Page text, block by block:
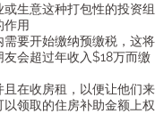
生意这种打包性的投资组
作用
要开始缴纳预缴税，这将
会超过年收入$18万而缴
在收房租，以便让他们来
领取的住房补助金额上权